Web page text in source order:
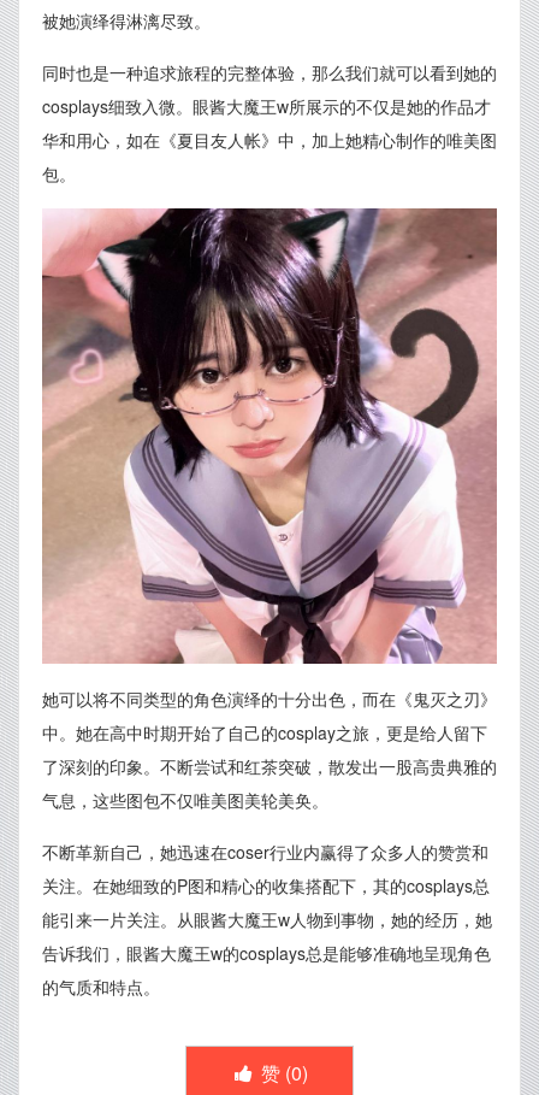
被她演绎得淋漓尽致。
同时也是一种追求旅程的完整体验，那么我们就可以看到她的
cosplays细致入微。眼酱大魔王w所展示的不仅是她的作品才
华和用心，如在《夏目友人帐》中，加上她精心制作的唯美图
包。
她可以将不同类型的角色演绎的十分出色，而在《鬼灭之刃》
中。她在高中时期开始了自己的cosplay之旅，更是给人留下
了深刻的印象。不断尝试和红茶突破，散发出一股高贵典雅的
气息，这些图包不仅唯美图美轮美奂。
不断革新自己，她迅速在coser行业内赢得了众多人的赞赏和
关注。在她细致的P图和精心的收集搭配下，其的cosplays总
能引来一片关注。从眼酱大魔王w人物到事物，她的经历，她
告诉我们，眼酱大魔王w的cosplays总是能够准确地呈现角色
的气质和特点。
赞 (0)